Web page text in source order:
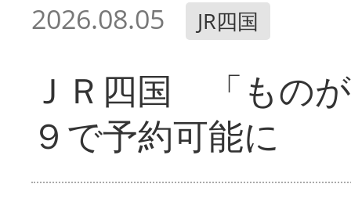
2026.08.05 JR四国
ＪＲ四国 「もの
９で予約可能に